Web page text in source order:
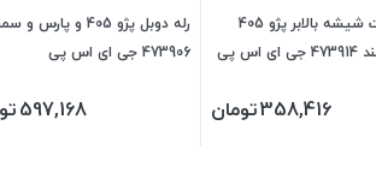
رله تقویت شیشه بالابر پژو 405
اس پی
358,416تومان
رله دوبل پژو 405 و پارس و
473906 جی ای اس پی
597,168